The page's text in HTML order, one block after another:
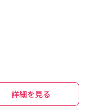
詳細を見る